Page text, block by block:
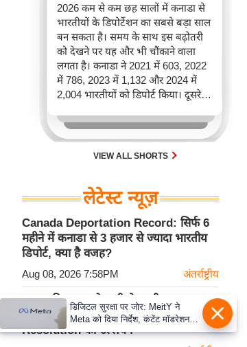
2026 कम से कम छह सालों में कनाडा से
भारतीयों के डिपोर्टेशन का सबसे बड़ा साल
बन सकता है। समय के साथ इस बढ़ोतरी
को देखने पर यह और भी चौंकाने वाला
लगता है। कनाडा ने 2021 में 603, 2022
में 786, 2023 में 1,132 और 2024 में
2,004 भारतीयों को डिपोर्ट किया। दूसरे
पूरे साल की तुलना में 2026 की पहली
छमाही में ज़्यादा भारतीयों को वापस भेजा
VIEW ALL SHORTS
लेटेस्ट न्यूज़
Canada Deportation Record: सिर्फ 6
महीने में कनाडा से 3 हजार से ज्यादा भारतीय
डिपोर्ट, क्या है वजह?
Aug 08, 2026 7:58PM अंतर्राष्ट्रीय
UAE की Iran को कड़ी चेतावनी, ADNOC
टैंकर पर Missile Attack को बताया UN
Resolution का उल्लंघन
डिजिटल सुरक्षा पर जोर: MeitY ने
Meta को दिया निर्देश, कंटेंट मॉडरेशन
मजबूत करे